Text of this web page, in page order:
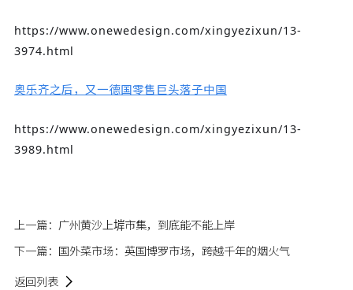
https://www.onewedesign.com/xingyezixun/13-
3974.html
奥乐齐之后，又一德国零售巨头落子中国
https://www.onewedesign.com/xingyezixun/13-
3989.html
上一篇： 广州黄沙上堓市集，到底能不能上岸
下一篇： 国外菜市场：英国博罗市场，跨越千年的烟火气
返回列表